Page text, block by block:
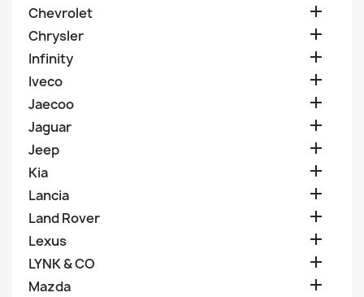
Chevrolet 
Chrysler 
Infinity 
Iveco 
Jaecoo 
Jaguar 
Jeep 
Kia 
Lancia 
Land Rover 
Lexus 
LYNK & CO 
Mazda 